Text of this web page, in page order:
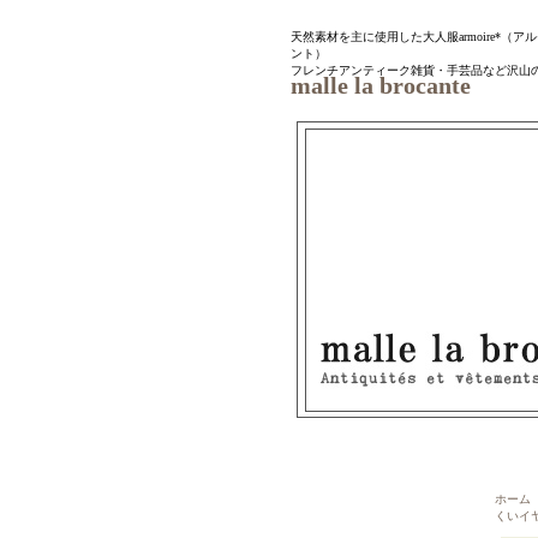
天然素材を主に使用した大人服armoire*（ア
ント）
フレンチアンティーク雑貨・手芸品など沢山
malle la brocante
ホーム
くいイ